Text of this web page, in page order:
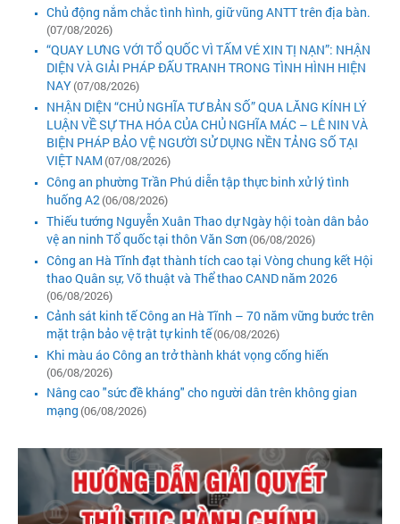
Chủ động nắm chắc tình hình, giữ vũng ANTT trên địa bàn.
(07/08/2026)
“QUAY LƯNG VỚI TỔ QUỐC VÌ TẤM VÉ XIN TỊ NẠN”: NHẬN
DIỆN VÀ GIẢI PHÁP ĐẤU TRANH TRONG TÌNH HÌNH HIỆN
NAY(07/08/2026)
NHẬN DIỆN “CHỦ NGHĨA TƯ BẢN SỐ” QUA LĂNG KÍNH LÝ
LUẬN VỀ SỰ THA HÓA CỦA CHỦ NGHĨA MÁC – LÊ NIN VÀ
BIỆN PHÁP BẢO VỆ NGƯỜI SỬ DỤNG NỀN TẢNG SỐ TẠI
VIỆT NAM (07/08/2026)
Công an phường Trần Phú diễn tập thực binh xử lý tình
huống A2 (06/08/2026)
Thiếu tướng Nguyễn Xuân Thao dự Ngày hội toàn dân bảo
vệ an ninh Tổ quốc tại thôn Văn Sơn (06/08/2026)
Công an Hà Tĩnh đạt thành tích cao tại Vòng chung kết Hội
thao Quân sự, Võ thuật và Thể thao CAND năm 2026
(06/08/2026)
Cảnh sát kinh tế Công an Hà Tĩnh – 70 năm vững bước trên
mặt trận bảo vệ trật tự kinh tế(06/08/2026)
Khi màu áo Công an trở thành khát vọng cống hiến
(06/08/2026)
Nâng cao "sức đề kháng" cho người dân trên không gian
mạng (06/08/2026)